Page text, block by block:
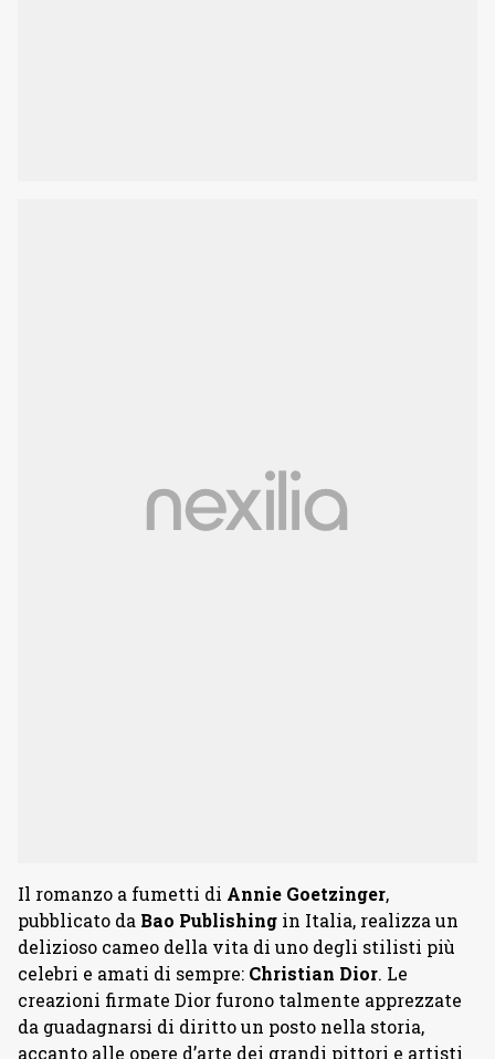
Il romanzo a fumetti di Annie Goetzinger,
pubblicato da Bao Publishing in Italia, realizza un
delizioso cameo della vita di uno degli stilisti più
celebri e amati di sempre: Christian Dior. Le
creazioni firmate Dior furono talmente apprezzate
da guadagnarsi di diritto un posto nella storia,
accanto alle opere d’arte dei grandi pittori e artisti